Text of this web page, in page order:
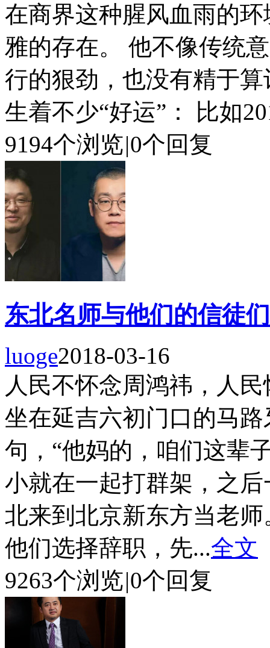
在商界这种腥风血雨的
雅的存在。 他不像传统
行的狠劲，也没有精于
生着不少“好运”： 比如
9194个浏览|0个回复
东北名师与他们的信徒们
luoge2018-03-16
人民不怀念周鸿祎，人
坐在延吉六初门口的马
句，“他妈的，咱们这辈
小就在一起打群架，之
北来到北京新东方当老
他们选择辞职，先...全文
9263个浏览|0个回复